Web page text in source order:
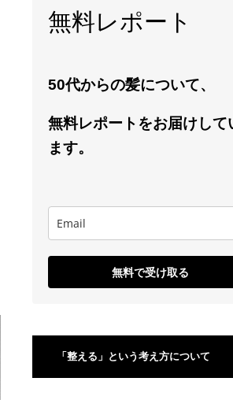
無料レポート
50代からの髪について、
無料レポートをお届けして
ます。
無料で受け取る
「整える」という考え方について